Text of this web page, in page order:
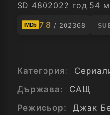
SD 4802022 год.54
IMDb 7.8 / 202368
Категория:
Държава:
САЩ
Режисьор:
Джак